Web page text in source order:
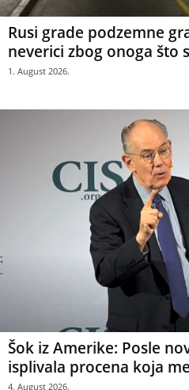
Rusi grade podzemne
neverici zbog onoga što
1. August 2026.
Šok iz Amerike: Posle
isplivala procena koja
4. August 2026.